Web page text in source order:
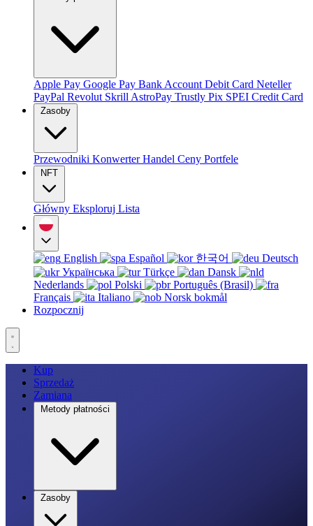
Apple Pay Google Pay Bank Account Debit Card Neteller
PayPal Revolut Skrill AstroPay Trustly Pix SPEI Credit Card
Zasoby
Przewodniki KonwerterHandel Ceny Portfele
NFT
Główny Eksploruj Lista
English Español 한국어
Deutsch
Українська
Türkçe
Dansk
Nederlands
Polski
Português (Brasil)
Français
Italiano
Norsk bokmål
Rozpocznij
Kup
Sprzedaż
Zamiana
Metody płatności
Zasoby